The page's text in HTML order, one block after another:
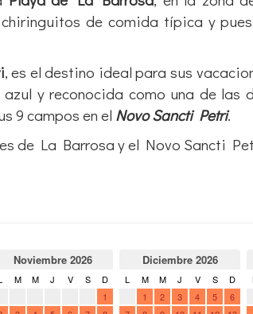
de comida típica y
, es el destino ideal para sus
azul y reconocida como una de las
9 campos en el Novo Sancti Petri.
de La Barrosa y el Novo Sancti